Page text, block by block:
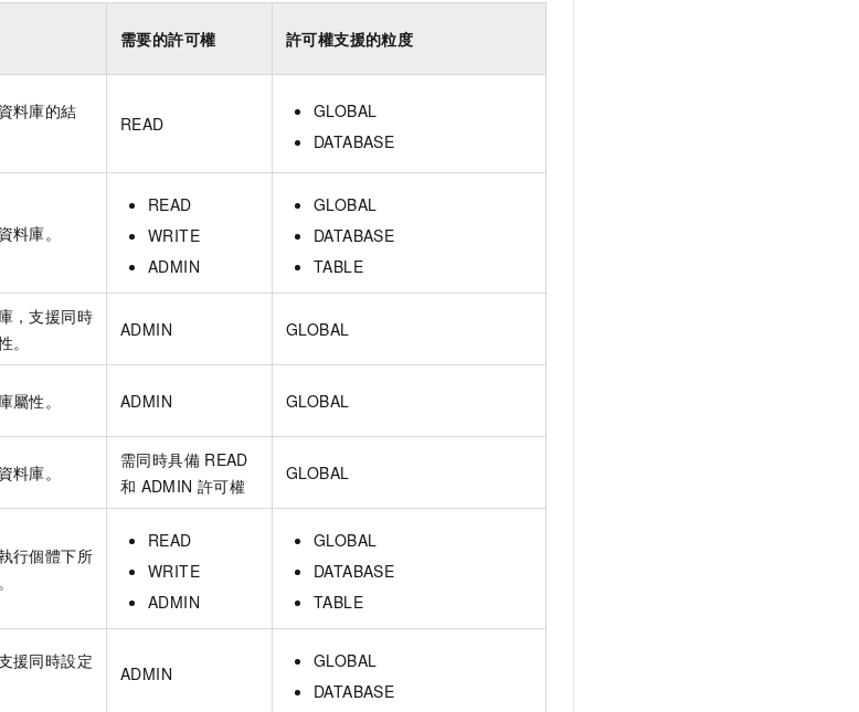
需要的許可權 許可權支援的粒度
料庫的結
READ
GLOBAL
DATABASE
料庫。
READ
WRITE
ADMIN
GLOBAL
DATABASE
TABLE
，支援同時
。
ADMIN GLOBAL
屬性。 ADMIN GLOBAL
料庫。
需同時具備 READ
和 ADMIN 許可權
GLOBAL
行個體下所
READ
WRITE
ADMIN
GLOBAL
DATABASE
TABLE
援同時設定
ADMIN
GLOBAL
DATABASE